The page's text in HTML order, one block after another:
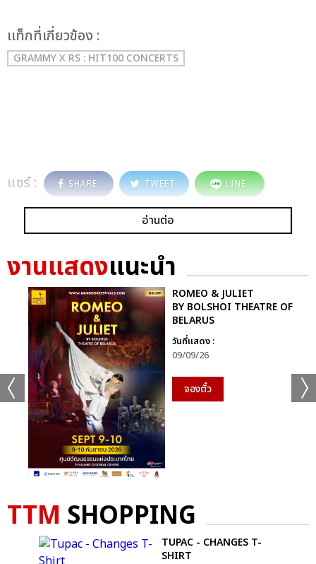
เเท็กที่เกี่ยวข้อง :
GRAMMY X RS : HIT100 CONCERTS
แชร์ : SHARE TWEET LINE
อ่านต่อ
งานแสดงแนะนำ
ROMEO & JULIET
BY BOLSHOI THEATRE OF
BELARUS
วันที่แสดง :
09/09/26
จองตั๋ว
TTM SHOPPING
TUPAC - CHANGES T-
SHIRT